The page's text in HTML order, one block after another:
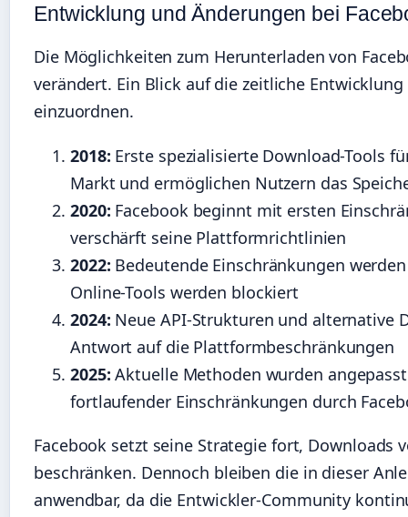
Entwicklung und Änderungen bei
Die Möglichkeiten zum Herunterladen von
verändert. Ein Blick auf die zeitliche
einzuordnen.
2018: Erste spezialisierte Download-Tools
Markt und ermöglichen Nutzern das
2020: Facebook beginnt mit ersten
verschärft seine Plattformrichtlinien
2022: Bedeutende Einschränkungen
Online-Tools werden blockiert
2024: Neue API-Strukturen und alternative
Antwort auf die Plattformbeschränkungen
2025: Aktuelle Methoden wurden
fortlaufender Einschränkungen durch
Facebook setzt seine Strategie fort, Downloads
beschränken. Dennoch bleiben die in dieser
anwendbar, da die Entwickler-Community